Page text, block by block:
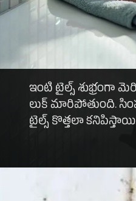
ఇంటి టైల్స్ శుభ్రంగా
లుక్ మారిపోతుంది.
టైల్స్ కొత్తలా